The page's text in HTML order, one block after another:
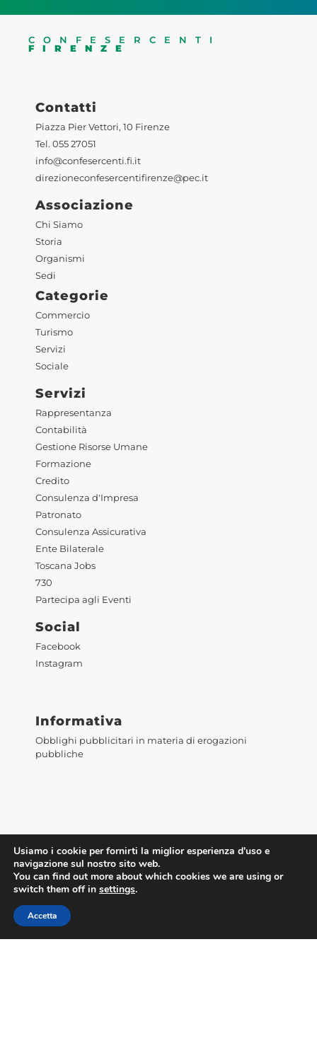
CONFESERCENTI
FIRENZE
Contatti
Piazza Pier Vettori, 10 Firenze
Tel. 055 27051
info@confesercenti.fi.it
direzioneconfesercentifirenze@pec.it
Associazione
Chi Siamo
Storia
Organismi
Sedi
Categorie
Commercio
Turismo
Servizi
Sociale
Servizi
Rappresentanza
Contabilità
Gestione Risorse Umane
Formazione
Credito
Consulenza d'Impresa
Patronato
Consulenza Assicurativa
Ente Bilaterale
Toscana Jobs
730
Partecipa agli Eventi
Social
Facebook
Instagram
Informativa
Obblighi pubblicitari in materia di erogazioni
pubbliche
Usiamo i cookie per fornirti la miglior esperienza d'uso e
navigazione sul nostro sito web.
You can find out more about which cookies we are using or
switch them off in settings.
Accetta